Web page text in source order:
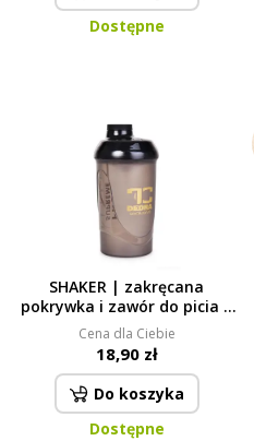
Dostępne
SHAKER | zakręcana
pokrywka i zawór do picia +
sitko do mieszania |
PROTEIN SUPREME 600 ml
Cena dla Ciebie
18,90 zł
Do koszyka
Dostępne